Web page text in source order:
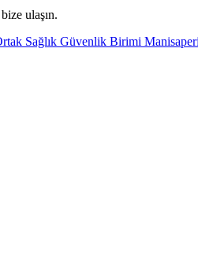
ulaşın.
Sağlık Güvenlik Birimi Manisa